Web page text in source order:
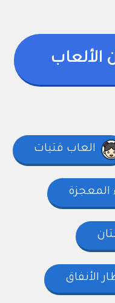
الألعاب
العاب فتيات
المعجزة
الأنفاق